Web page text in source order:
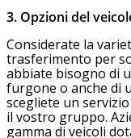
3. Opzioni del
Considerate la
trasferimento per
abbiate bisogno di
furgone o anche di
scegliete un
il vostro gruppo.
gamma di veicoli